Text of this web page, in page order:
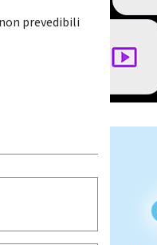
prevedibili